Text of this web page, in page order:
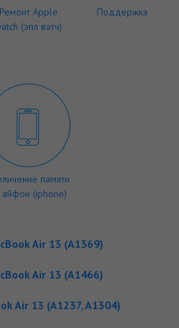
Ремонт Apple
(эпл ватч)
Поддержка
памяти
айфон (iphone)
Air 13 (A1369)
Air 13 (A1466)
Air 13 (A1237, A1304)